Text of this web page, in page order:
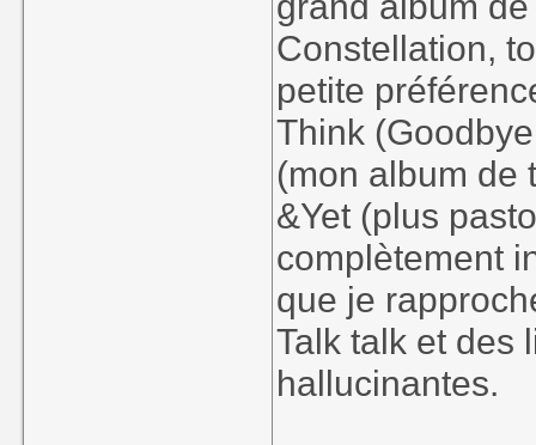
Constellation,
petite
Think
(mon album de
&Yet (plus
complètement
que je
Talk talk et des
hallucinantes.